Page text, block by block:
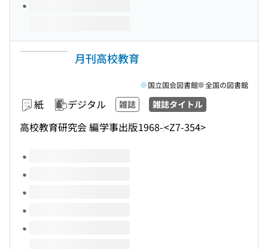
月刊高校教育
紙 デジタル 雑誌 雑誌タイトル
高校教育研究会 編学事出版1968-<Z7-354>
国立国会図書館 全国の図書館
このタイトルの巻号